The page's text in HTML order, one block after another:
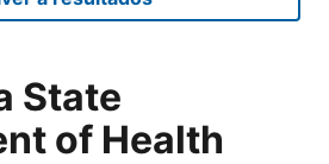
State
of Health